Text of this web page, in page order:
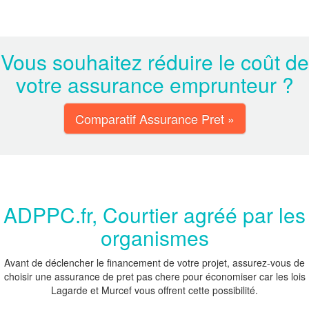
Vous souhaitez réduire le coût de
votre assurance emprunteur ?
Comparatif Assurance Pret »
ADPPC.fr, Courtier agréé par les
organismes
Avant de déclencher le financement de votre projet, assurez-vous de
choisir une assurance de pret pas chere pour économiser car les lois
Lagarde et Murcef vous offrent cette possibilité.